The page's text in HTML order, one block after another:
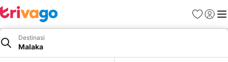
FavoritLogin
Destinasi
Malaka